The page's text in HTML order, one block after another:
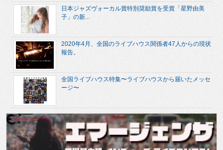
日本ジャズヴォーカル賞特別奨励賞を受賞「星野由美
子」の新...
2020年4月、全国のライブハウス関係者47人からの現状
報告。
全国ライブハウス特集〜ライブハウスから届いたメッセ
ージ〜